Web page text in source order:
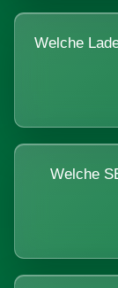
Welche
Welche